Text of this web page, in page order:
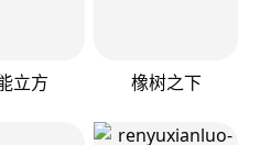
立方 橡树之下